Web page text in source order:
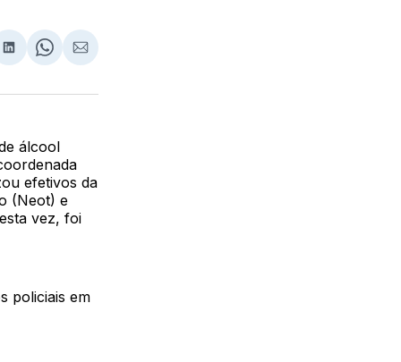
Compartilhar
LinkedIn
Share
WhatsApp
Compartilhar
Email
álcool
efetivos da
(Neot) e
vez, foi
policiais em